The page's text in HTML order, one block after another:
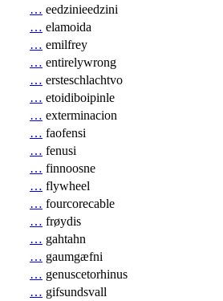
… eedzinieedzini
… elamoida
… emilfrey
… entirelywrong
… ersteschlachtvo
… etoidiboipinle
… exterminacion
… faofensi
… fenusi
… finnoosne
… flywheel
… fourcorecable
… frøydis
… gahtahn
… gaumgæfni
… genuscetorhinus
… gifsundsvall